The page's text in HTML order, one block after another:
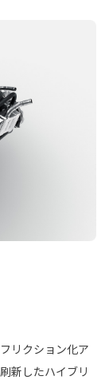
リクション化ア
新したハイブリ